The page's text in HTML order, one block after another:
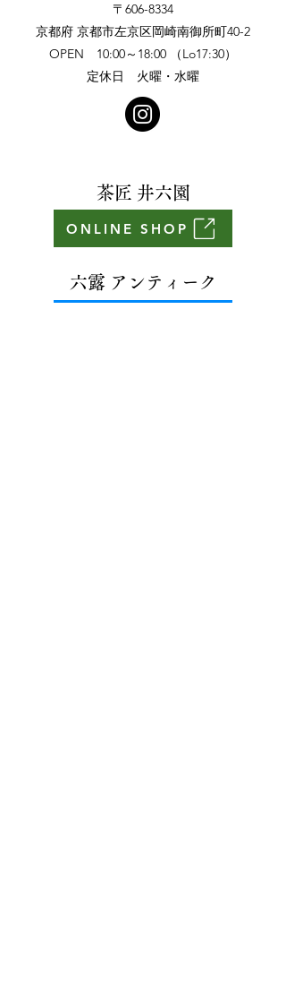
〒606-8334
京都府 京都市左京区岡崎南御所町40-2
OPEN 10:00～18:00 （Lo17:30）
定休日 火曜・水曜
茶匠 井六園
ONLINE SHOP
​六露 アンティーク